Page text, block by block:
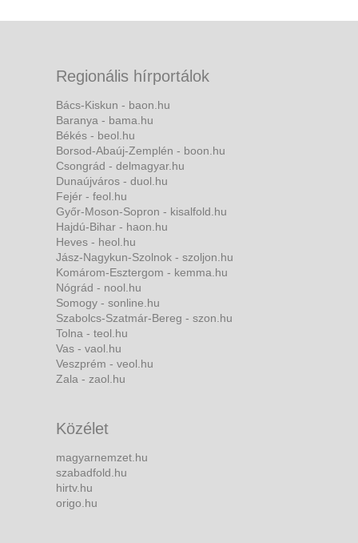
Regionális hírportálok
Bács-Kiskun - baon.hu
Baranya - bama.hu
Békés - beol.hu
Borsod-Abaúj-Zemplén - boon.hu
Csongrád - delmagyar.hu
Dunaújváros - duol.hu
Fejér - feol.hu
Győr-Moson-Sopron - kisalfold.hu
Hajdú-Bihar - haon.hu
Heves - heol.hu
Jász-Nagykun-Szolnok - szoljon.hu
Komárom-Esztergom - kemma.hu
Nógrád - nool.hu
Somogy - sonline.hu
Szabolcs-Szatmár-Bereg - szon.hu
Tolna - teol.hu
Vas - vaol.hu
Veszprém - veol.hu
Zala - zaol.hu
Közélet
magyarnemzet.hu
szabadfold.hu
hirtv.hu
origo.hu